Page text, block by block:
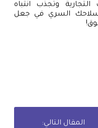
وتجذب انتباه
سلاحك السري في جعل
المقال التالي: